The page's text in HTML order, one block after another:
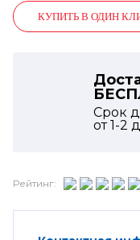
КУПИТЬ В ОДИН
Срок
от1-2
Рейтинг: